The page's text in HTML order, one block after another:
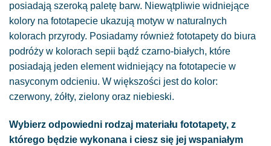
posiadają szeroką paletę barw. Niewątpliwie widniejące
kolory na fototapecie ukazują motyw w naturalnych
kolorach przyrody. Posiadamy również fototapety do biura
podróży w kolorach sepii bądź czarno-białych, które
posiadają jeden element widniejący na fototapecie w
nasyconym odcieniu. W większości jest do kolor:
czerwony, żółty, zielony oraz niebieski.
Wybierz odpowiedni rodzaj materiału fototapety, z
którego będzie wykonana i ciesz się jej wspaniałym